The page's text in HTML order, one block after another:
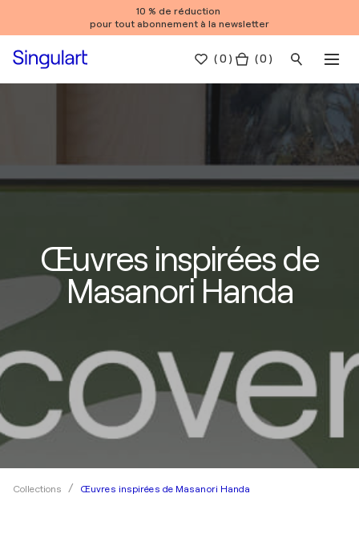
10 % de réduction
pour tout abonnement à la newsletter
(0 ) ( 0 )
Œuvres inspirées de
Masanori Handa
Collections Œuvres inspirées de Masanori Handa